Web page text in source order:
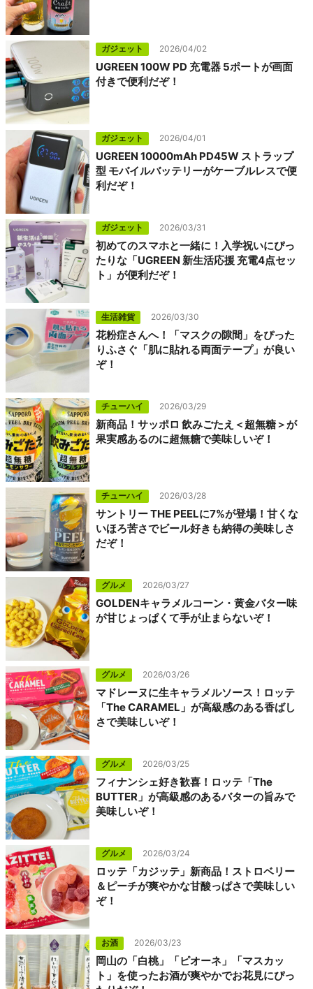
ガジェット 2026/04/02
UGREEN 100W PD 充電器 5ポートが画面
付きで便利だぞ！
ガジェット 2026/04/01
UGREEN 10000mAh PD45W ストラップ
型 モバイルバッテリーがケーブルレスで便
利だぞ！
ガジェット 2026/03/31
初めてのスマホと一緒に！入学祝いにぴっ
たりな「UGREEN 新生活応援 充電4点セッ
ト」が便利だぞ！
生活雑貨 2026/03/30
花粉症さんへ！「マスクの隙間」をぴった
りふさぐ「肌に貼れる両面テープ」が良い
ぞ！
チューハイ 2026/03/29
新商品！サッポロ 飲みごたえ＜超無糖＞が
果実感あるのに超無糖で美味しいぞ！
チューハイ 2026/03/28
サントリー THE PEELに7%が登場！甘くな
いほろ苦さでビール好きも納得の美味しさ
だぞ！
グルメ 2026/03/27
GOLDENキャラメルコーン・黄金バター味
が甘じょっぱくて手が止まらないぞ！
グルメ 2026/03/26
マドレーヌに生キャラメルソース！ロッテ
「The CARAMEL」が高級感のある香ばし
さで美味しいぞ！
グルメ 2026/03/25
フィナンシェ好き歓喜！ロッテ「The
BUTTER」が高級感のあるバターの旨みで
美味しいぞ！
グルメ 2026/03/24
ロッテ「カジッテ」新商品！ストロベリー
＆ピーチが爽やかな甘酸っぱさで美味しい
ぞ！
お酒 2026/03/23
岡山の「白桃」「ピオーネ」「マスカッ
ト」を使ったお酒が爽やかでお花見にぴっ